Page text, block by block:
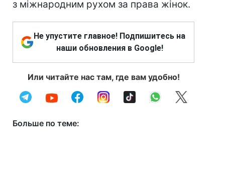
з міжнародним рухом за права жінок.
Не упустите главное! Подпишитесь на
наши обновления в Google!
Или читайте нас там, где вам удобно!
Больше по теме: